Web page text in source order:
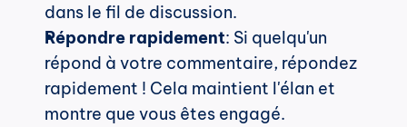
dans le fil de discussion.
Répondre rapidement: Si quelqu'un
répond à votre commentaire, répondez
rapidement ! Cela maintient l'élan et
montre que vous êtes engagé.